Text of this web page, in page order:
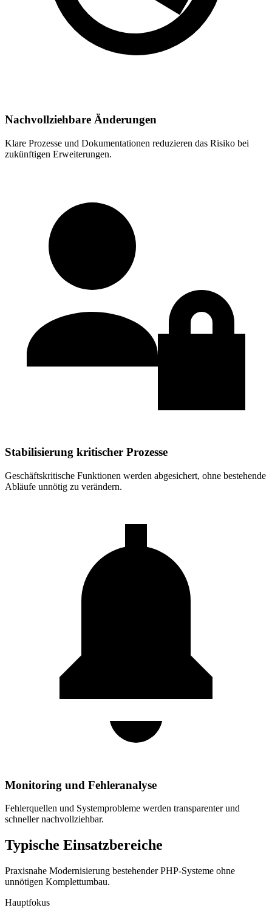
Nachvollziehbare Änderungen
Klare Prozesse und Dokumentationen reduzieren das Risiko bei
zukünftigen Erweiterungen.
Stabilisierung kritischer Prozesse
Geschäftskritische Funktionen werden abgesichert, ohne bestehende
Abläufe unnötig zu verändern.
Monitoring und Fehleranalyse
Fehlerquellen und Systemprobleme werden transparenter und
schneller nachvollziehbar.
Typische Einsatzbereiche
Praxisnahe Modernisierung bestehender PHP-Systeme ohne
unnötigen Komplettumbau.
Hauptfokus